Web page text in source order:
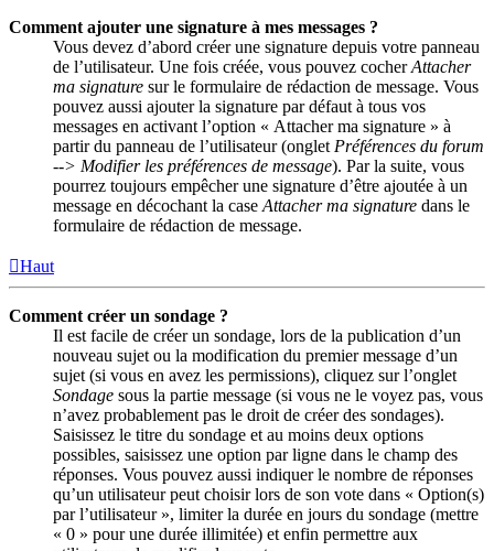
Comment ajouter une signature à mes messages ?
Vous devez d’abord créer une signature depuis votre panneau
de l’utilisateur. Une fois créée, vous pouvez cocherAttacher
ma signature sur le formulaire de rédaction de message. Vous
pouvez aussi ajouter la signature par défaut à tous vos
messages en activant l’option « Attacher ma signature » à
partir du panneau de l’utilisateur (onglet Préférences du forum
--> Modifier les préférences de message). Par la suite, vous
pourrez toujours empêcher une signature d’être ajoutée à un
message en décochant la case Attacher ma signature dans le
formulaire de rédaction de message.
Haut
Comment créer un sondage ?
Il est facile de créer un sondage, lors de la publication d’un
nouveau sujet ou la modification du premier message d’un
sujet (si vous en avez les permissions), cliquez sur l’onglet
Sondage sous la partie message (si vous ne le voyez pas, vous
n’avez probablement pas le droit de créer des sondages).
Saisissez le titre du sondage et au moins deux options
possibles, saisissez une option par ligne dans le champ des
réponses. Vous pouvez aussi indiquer le nombre de réponses
qu’un utilisateur peut choisir lors de son vote dans « Option(s)
par l’utilisateur », limiter la durée en jours du sondage (mettre
« 0 » pour une durée illimitée) et enfin permettre aux